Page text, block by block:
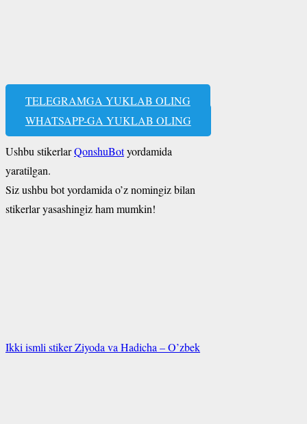
TELEGRAMGA YUKLAB OLING
WHATSAPP-GA YUKLAB OLING
Ushbu stikerlarQonshuBotyordamida
yaratilgan.
Siz ushbu bot yordamida o’z nomingiz bilan
stikerlar yasashingiz ham mumkin!
Ikki ismli stiker Ziyoda va Hadicha – O’zbek